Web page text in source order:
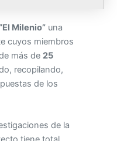
Milenio” una
cuyos miembros
más de 25
recopilando,
de los
de la